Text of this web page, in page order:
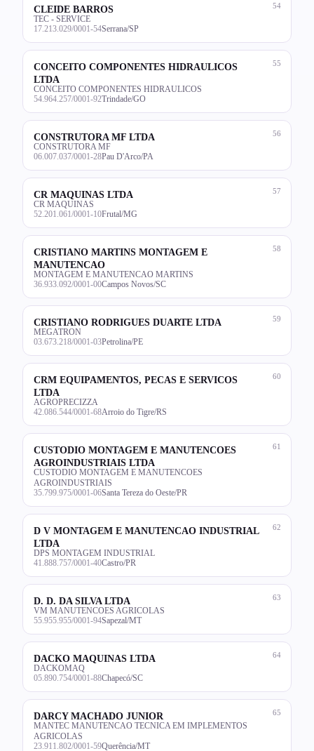
54
CLEIDE BARROS
TEC - SERVICE
17.213.029/0001-54Serrana/SP
55
CONCEITO COMPONENTES HIDRAULICOS
LTDA
CONCEITO COMPONENTES HIDRAULICOS
54.964.257/0001-92Trindade/GO
56
CONSTRUTORA MF LTDA
CONSTRUTORA MF
06.007.037/0001-28Pau D'Arco/PA
57
CR MAQUINAS LTDA
CR MAQUINAS
52.201.061/0001-10Frutal/MG
58
CRISTIANO MARTINS MONTAGEM E
MANUTENCAO
MONTAGEM E MANUTENCAO MARTINS
36.933.092/0001-00Campos Novos/SC
59
CRISTIANO RODRIGUES DUARTE LTDA
MEGATRON
03.673.218/0001-03Petrolina/PE
60
CRM EQUIPAMENTOS, PECAS E SERVICOS
LTDA
AGROPRECIZZA
42.086.544/0001-68Arroio do Tigre/RS
61
CUSTODIO MONTAGEM E MANUTENCOES
AGROINDUSTRIAIS LTDA
CUSTODIO MONTAGEM E MANUTENCOES
AGROINDUSTRIAIS
35.799.975/0001-06Santa Tereza do Oeste/PR
62
D V MONTAGEM E MANUTENCAO INDUSTRIAL
LTDA
DPS MONTAGEM INDUSTRIAL
41.888.757/0001-40Castro/PR
63
D. D. DA SILVA LTDA
VM MANUTENCOES AGRICOLAS
55.955.955/0001-94Sapezal/MT
64
DACKO MAQUINAS LTDA
DACKOMAQ
05.890.754/0001-88Chapecó/SC
65
DARCY MACHADO JUNIOR
MANTEC MANUTENCAO TECNICA EM IMPLEMENTOS
AGRICOLAS
23.911.802/0001-59Querência/MT